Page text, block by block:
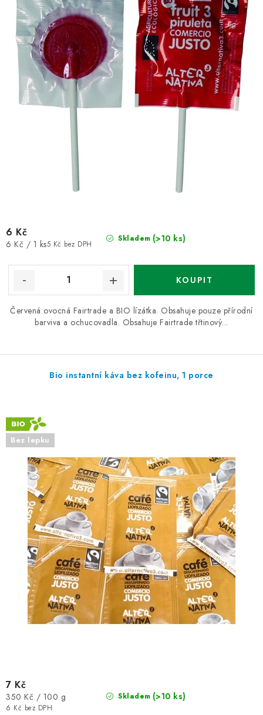
Skladem (>10 ks)
5 Kč bez DPH
6 Kč
Měrná
6 Kč / 1 ks
Červená ovocná Fairtrade a BIO lízátka. Obsahuje pouze přírodní
barviva a ochucovadla. Obsahuje Fairtrade třtinový...
Bio instantní káva bez kofeinu, 1 porce
Bez lepku
Skladem (>10 ks)
6 Kč bez DPH
7 Kč
Měrná
cena:
350 Kč / 100 g